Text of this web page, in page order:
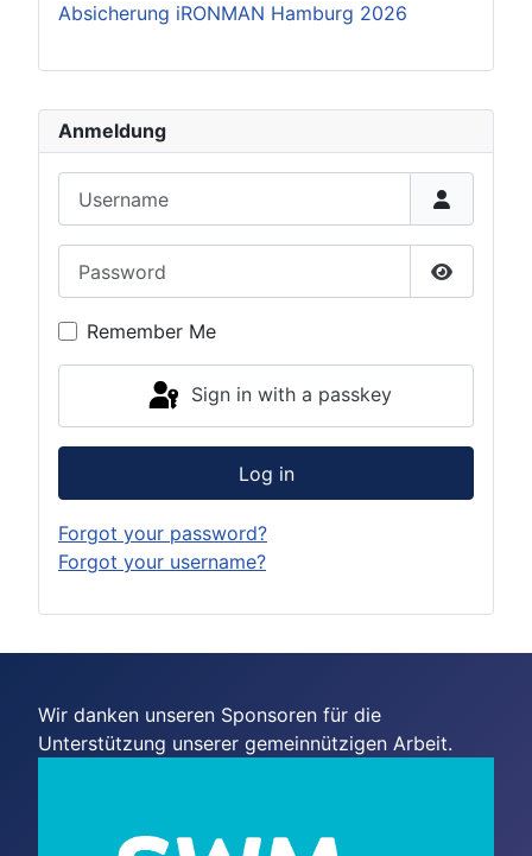
Anmeldung
Show
Remember Me
Sign in with a passkey
Log in
Forgot your password?
Forgot your username?
Absicherung iRONMAN Hamburg 2026
Wir danken unseren Sponsoren für die
Unterstützung unserer gemeinnützigen Arbeit.